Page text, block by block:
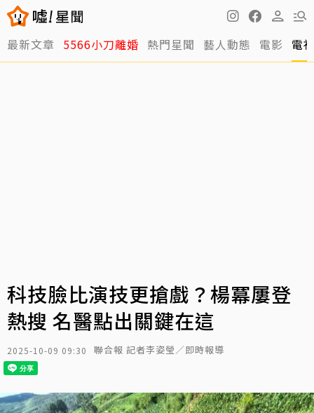
最新文章 5566小刀離婚 熱門星聞 藝人動態 電影 電
科技臉比演技更搶戲？楊冪屢登
熱搜 名醫點出關鍵在這
2025-10-09 09:30 聯合報 記者李姿瑩／即時報導